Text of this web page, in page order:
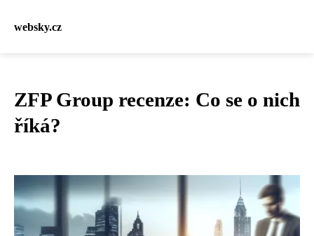
websky.cz
ZFP Group recenze: Co se o nich
říká?